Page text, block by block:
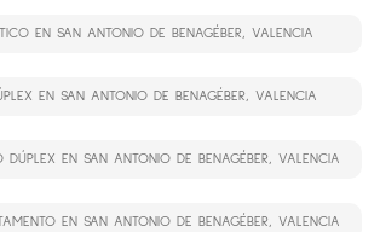
EN SAN ANTONIO DE BENAGÉBER, VALENCIA
EN SAN ANTONIO DE BENAGÉBER, VALENCIA
DÚPLEX EN SAN ANTONIO DE BENAGÉBER, VALENCIA
EN SAN ANTONIO DE BENAGÉBER, VALENCIA